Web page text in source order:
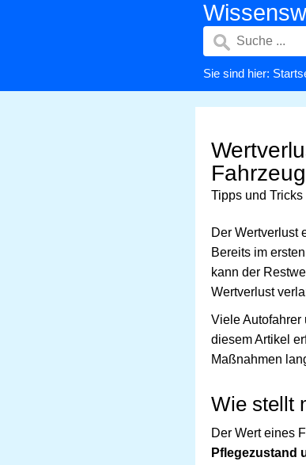
Sie sind hier:
Tipps und Tricks
Der Wertverlust
Bereits im
kann der
Wertverlust
Viele Autofahrer
diesem Artikel
Maßnahmen
Wie stellt
Der Wert eines
Pflegezustand